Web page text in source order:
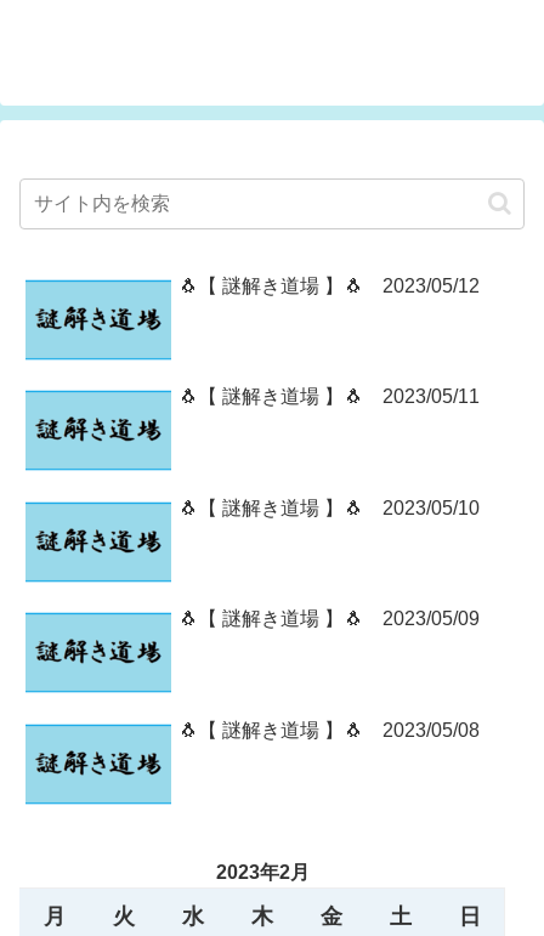
🐧【 謎解き道場 】🐧 2023/05/12
🐧【 謎解き道場 】🐧 2023/05/11
🐧【 謎解き道場 】🐧 2023/05/10
🐧【 謎解き道場 】🐧 2023/05/09
🐧【 謎解き道場 】🐧 2023/05/08
2023年2月
月 火 水 木 金 土 日